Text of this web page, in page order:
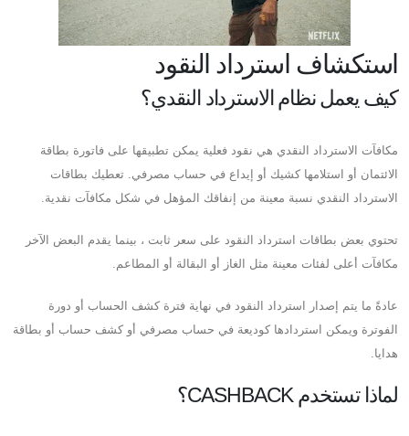
استكشاف استرداد النقود
كيف يعمل نظام الاسترداد النقدي؟
مكافآت الاسترداد النقدي هي نقود فعلية يمكن تطبيقها على فاتورة بطاقة
الائتمان أو استلامها كشيك أو إيداع في حساب مصرفي. تعطيك بطاقات
الاسترداد النقدي نسبة معينة من إنفاقك المؤهل في شكل مكافآت نقدية.
تحتوي بعض بطاقات استرداد النقود على سعر ثابت ، بينما يقدم البعض الآخر
مكافآت أعلى لفئات معينة مثل الغاز أو البقالة أو المطاعم.
عادةً ما يتم إصدار استرداد النقود في نهاية فترة كشف الحساب أو دورة
الفوترة ويمكن استردادها كوديعة في حساب مصرفي أو كشف حساب أو بطاقة
هدايا.
لماذا تستخدم CASHBACK؟